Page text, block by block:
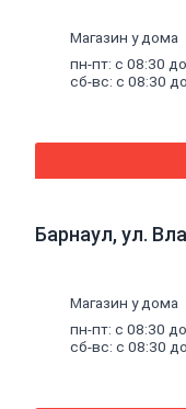
воды
Магазин у дома
пн-пт: с 08:30
сб-вс: с 08:30
Барнаул, ул.
Магазин у дома
пн-пт: с 08:30
сб-вс: с 08:30